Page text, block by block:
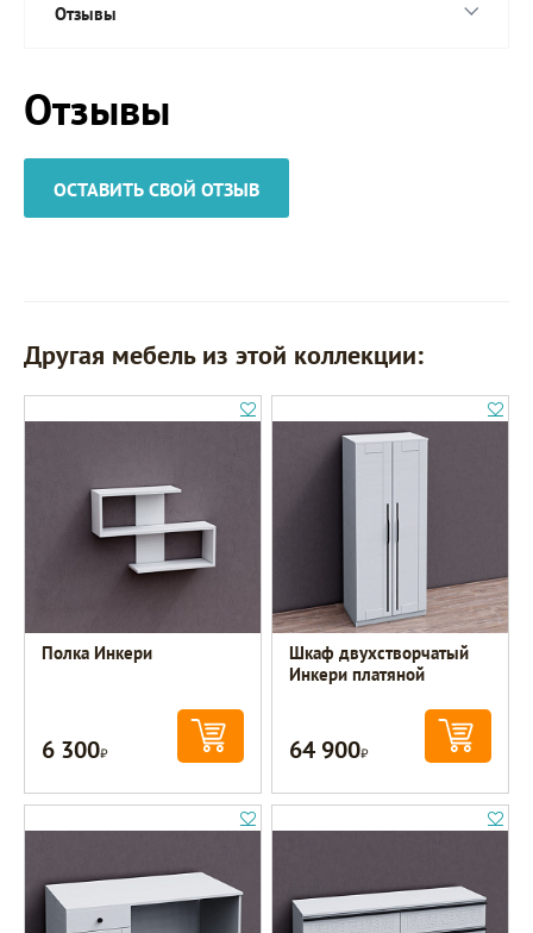
Отзывы
Отзывы
ОСТАВИТЬ СВОЙ ОТЗЫВ
Другая мебель из этой коллекции:
Полка Инкери
6 300Р
Шкаф двухстворчатый
Инкери платяной
64 900Р